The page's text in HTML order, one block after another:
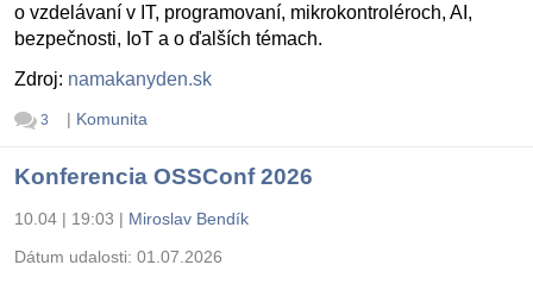
o vzdelávaní v IT, programovaní, mikrokontroléroch, AI,
bezpečnosti, IoT a o ďalších témach.
Zdroj: namakanyden.sk
3 | Komunita
Konferencia OSSConf 2026
10.04 | 19:03 | Miroslav Bendík
Dátum udalosti: 01.07.2026